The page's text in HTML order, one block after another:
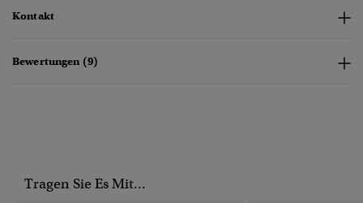
Kontakt
Bewertungen (9)
Tragen Sie Es Mit...